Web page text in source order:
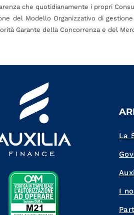
che quotidianamente i propri
del Modello Organizzativo di
Garante della Concorrenza e del
La
I